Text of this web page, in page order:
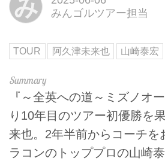
み
みんゴルツアー担当
TOUR 阿久津未来也 山崎泰宏
『～全英への道～ミズノオ
り10年目のツアー初優勝を
来也。2年半前からコーチを
ラコンのトッププロの山崎